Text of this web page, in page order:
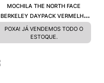
MOCHILA THE NORTH FACE
BERKELEY DAYPACK VERMELHO
52VQ82P
POXA! JÁ VENDEMOS TODO O
ESTOQUE.